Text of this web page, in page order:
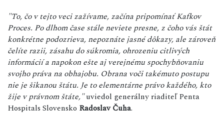
"To, čo v tejto veci zažívame, začína pripomínať Kafkov
Proces. Po dlhom čase stále neviete presne, z čoho vás štát
konkrétne podozrieva, nepoznáte jasné dôkazy, ale zároveň
čelíte razii, zásahu do súkromia, ohrozeniu citlivých
informácií a napokon ešte aj verejnému spochybňovaniu
svojho práva na obhajobu. Obrana voči takémuto postupu
nie je šikanou štátu. Je to elementárne právo každého, kto
žije v právnom štáte,"uviedol generálny riaditeľ Penta
Hospitals Slovensko Radoslav Čuha.